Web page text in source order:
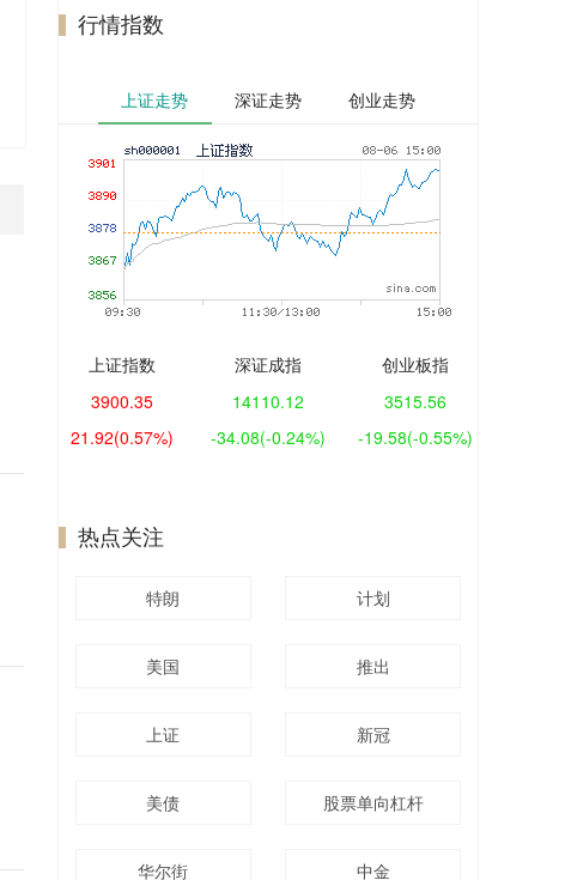
行情指数
上证走势 深证走势 创业走势
上证指数
3900.35
21.92(0.57%)
深证成指
14110.12
-34.08(-0.24%)
创业板指
3515.56
-19.58(-0.55%)
热点关注
特朗 计划
美国 推出
上证 新冠
美债 股票单向杠杆
华尔街 中金